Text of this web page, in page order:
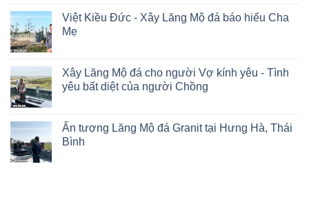
Việt Kiều Đức - Xây Lăng Mộ đá báo hiếu Cha
Mẹ
Xây Lăng Mộ đá cho người Vợ kính yêu - Tình
yêu bất diệt của người Chồng
Ấn tượng Lăng Mộ đá Granit tại Hưng Hà, Thái
Bình